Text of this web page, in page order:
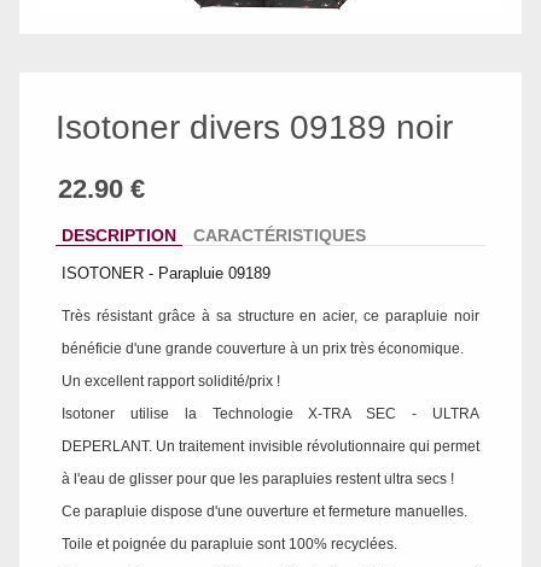
Isotoner divers 09189 noir
DESCRIPTION CARACTÉRISTIQUES
ISOTONER - Parapluie 09189
Très résistant grâce à sa structure en acier, ce parapluie noir
bénéficie d'une grande couverture à un prix très économique.
Un excellent rapport solidité/prix !
Isotoner utilise la Technologie X-TRA SEC - ULTRA
DEPERLANT. Un traitement invisible révolutionnaire qui permet
à l'eau de glisser pour que les parapluies restent ultra secs !
Ce parapluie dispose d'une ouverture et fermeture manuelles.
Toile et poignée du parapluie sont 100% recyclées.